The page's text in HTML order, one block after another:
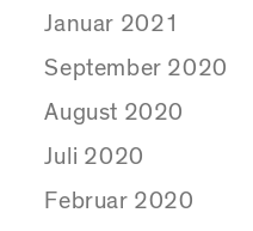
Januar 2021
September 2020
August 2020
Juli 2020
Februar 2020